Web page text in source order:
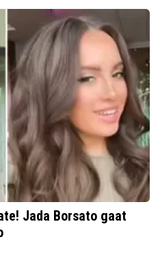
Jada Borsato gaat